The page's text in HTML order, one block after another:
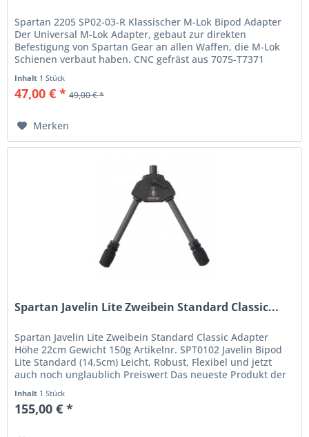
Spartan 2205 SP02-03-R Klassischer M-Lok Bipod Adapter
Der Universal M-Lok Adapter, gebaut zur direkten
Befestigung von Spartan Gear an allen Waffen, die M-Lok
Schienen verbaut haben. CNC gefräst aus 7075-T7371
Inhalt 1 Stück
47,00 € * 49,00 € *
Merken
Spartan Javelin Lite Zweibein Standard Classic...
Spartan Javelin Lite Zweibein Standard Classic Adapter
Höhe 22cm Gewicht 150g Artikelnr. SPT0102 Javelin Bipod
Lite Standard (14,5cm) Leicht, Robust, Flexibel und jetzt
auch noch unglaublich Preiswert Das neueste Produkt der
Inhalt 1 Stück
155,00 € *